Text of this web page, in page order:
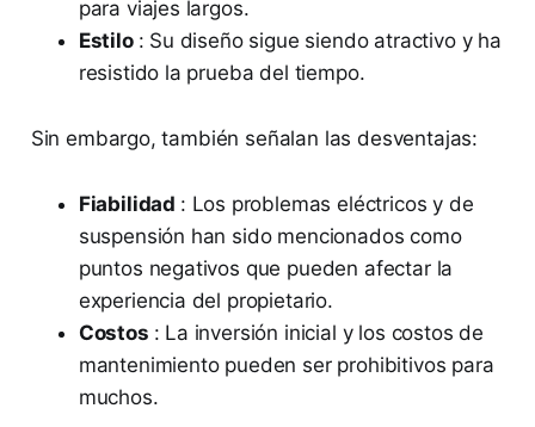
para viajes largos.
Estilo : Su diseño sigue siendo atractivo y ha
resistido la prueba del tiempo.
Sin embargo, también señalan las desventajas:
Fiabilidad : Los problemas eléctricos y de
suspensión han sido mencionados como
puntos negativos que pueden afectar la
experiencia del propietario.
Costos : La inversión inicial y los costos de
mantenimiento pueden ser prohibitivos para
muchos.